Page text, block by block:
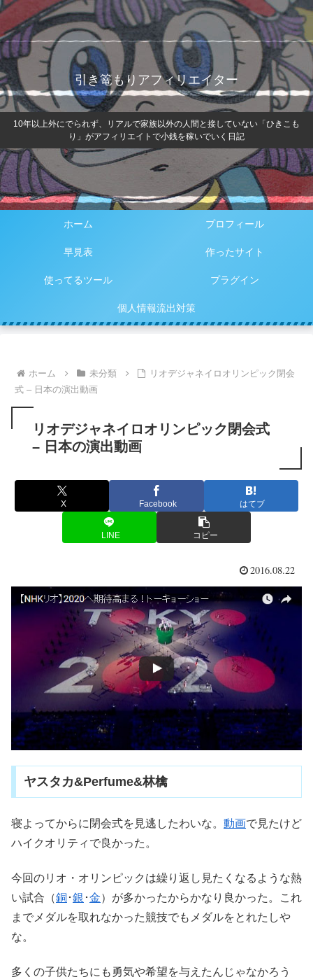
引き篭もりアフィリエイター
10年以上外にでられず、リアルで家族以外の人間と接していない「ひきこも
り」がアフィリエイトで小銭を稼いでいく日記
ホーム プロフィール
早見表 作ったサイト
使ってるツール プラグイン
個人情報流出対策
ホーム 未分類
リオデジャネイロオリンピック閉会
式 – 日本の演出動画
リオデジャネイロオリンピック閉会式
– 日本の演出動画
X Facebook はてブ
LINE コピー
2016.08.22
ヤスタカ&Perfume&林檎
寝よってからに閉会式を見逃したわいな。 動画で見たけど
ハイクオリティで良かった。
今回のリオ・オリンピックは繰り返し見たくなるような熱
い試合（銅 ･銀 ･金）が多かったからかなり良かった。これ
までメダルを取れなかった競技でもメダルをとれたしや
な。
多くの子供たちにも勇気や希望を与えたんじゃなかろう